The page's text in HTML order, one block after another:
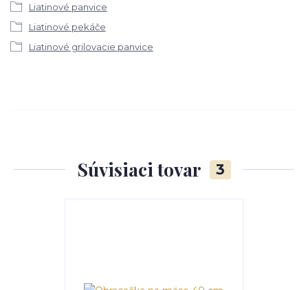
Liatinové panvice
Liatinové pekáče
Liatinové grilovacie panvice
Súvisiaci tovar 3